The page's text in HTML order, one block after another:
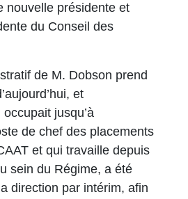
nouvelle présidente et
du Conseil des
de M. Dobson prend
et
jusqu’à
de chef des placements
et qui travaille depuis
sein du Régime, a été
direction par intérim, afin